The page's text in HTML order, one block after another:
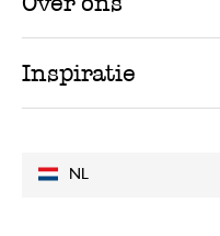
NL
Inspiratie